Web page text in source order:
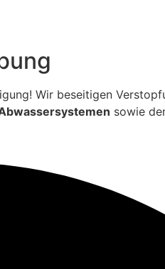
Wir beseitigen
sowie